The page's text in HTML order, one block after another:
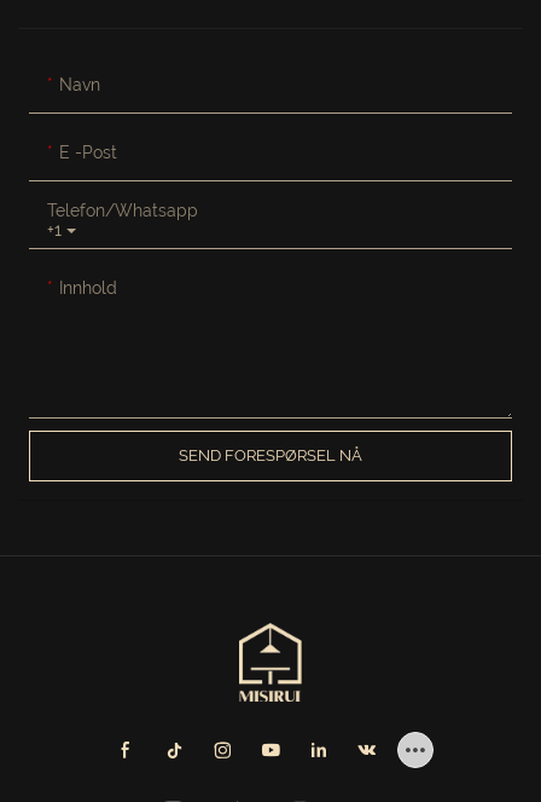
Navn
E -post
+1
Telefon/whatsapp
Innhold
SEND FORESPØRSEL NÅ